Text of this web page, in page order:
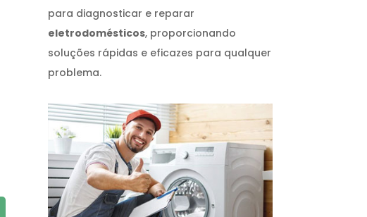
para diagnosticar e reparar
eletrodomésticos, proporcionando
soluções rápidas e eficazes para qualquer
problema.